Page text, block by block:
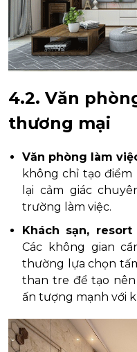
4.2. Văn
thương mại
Văn phòng làm
không chỉ tạo
lại cảm giác
trường làm việc.
Khách sạn,
Các không gian
thường lựa chọn
than tre để tạo
ấn tượng mạnh với